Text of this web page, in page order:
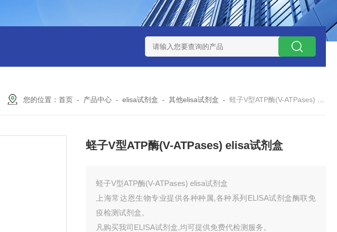
小鼠神经酰胺-1-磷酸（C1P）ELISA 试剂盒 小鼠（
您的位置：首页 - 产品中心 -elisa试剂盒 -其他elisa试剂盒 -蛏子V型ATP酶(V-ATPases) elisa试剂盒
蛏子V型ATP酶(V-ATPases) elisa试剂盒
蛏子V型ATP酶(V-ATPases) elisa试剂盒
上海常达恩生物专业提供各种种属,各种系列ELISA试剂盒酶联免
疫检测试剂盒。
凡购买我司ELISA试剂盒,均可提供免费代检测服务。